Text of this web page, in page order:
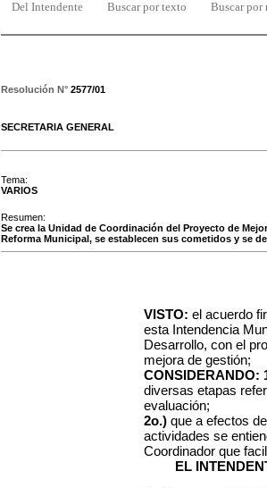
Del Intendente Buscar por texto Buscar por
Resolución N° 2577/01
SECRETARIA GENERAL
Tema:
VARIOS
Resumen:
Se crea la Unidad de Coordinación del Proyecto de
Reforma Municipal, se establecen sus cometidos y se
VISTO: el acuerdo
esta Intendencia
Desarrollo, con el
mejora de gestión;
CONSIDERANDO:
diversas etapas
evaluación;
2o.) que a efectos
actividades se
Coordinador que
EL